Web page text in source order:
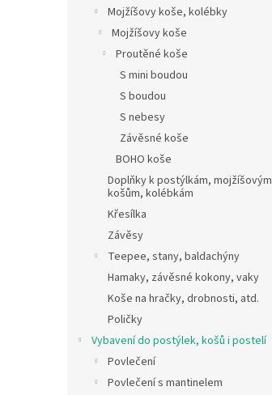
Mojžíšovy koše, kolébky
Mojžíšovy koše
Proutěné koše
S mini boudou
S boudou
S nebesy
Závěsné koše
BOHO koše
Doplňky k postýlkám, mojžíšovým
košům, kolébkám
Křesílka
Závěsy
Teepee, stany, baldachýny
Hamaky, závěsné kokony, vaky
Koše na hračky, drobnosti, atd.
Poličky
Vybavení do postýlek, košů i postelí
Povlečení
Povlečení s mantinelem